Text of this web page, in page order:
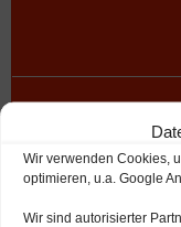
Wir verwenden Cookies,
optimieren, u.a. Google
Wir sind autorisierter